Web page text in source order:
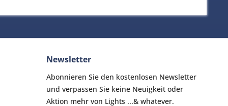
Newsletter
Abonnieren Sie den kostenlosen Newsletter
und verpassen Sie keine Neuigkeit oder
Aktion mehr von Lights ...& whatever.